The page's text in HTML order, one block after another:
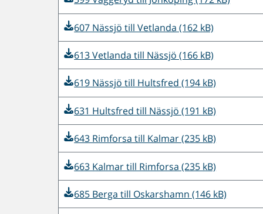
607 Nässjö till Vetlanda (162 kB)
613 Vetlanda till Nässjö (166 kB)
619 Nässjö till Hultsfred (194 kB)
631 Hultsfred till Nässjö (191 kB)
643 Rimforsa till Kalmar (235 kB)
663 Kalmar till Rimforsa (235 kB)
685 Berga till Oskarshamn (146 kB)